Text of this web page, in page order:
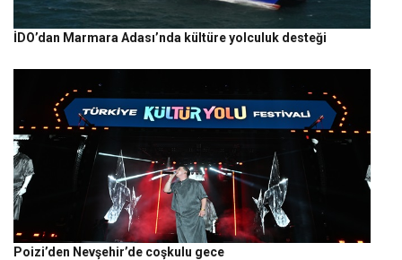
İDO’dan Marmara Adası’nda kültüre yolculuk desteği
Poizi’den Nevşehir’de coşkulu gece